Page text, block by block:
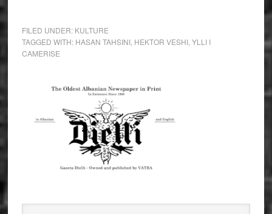
FILED UNDER: KULTURE
TAGGED WITH: HASAN TAHSINI, HEKTOR VESHI, YLLI I
CAMERISE